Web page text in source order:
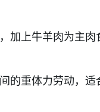
加上牛羊肉为主肉
的重体力劳动，